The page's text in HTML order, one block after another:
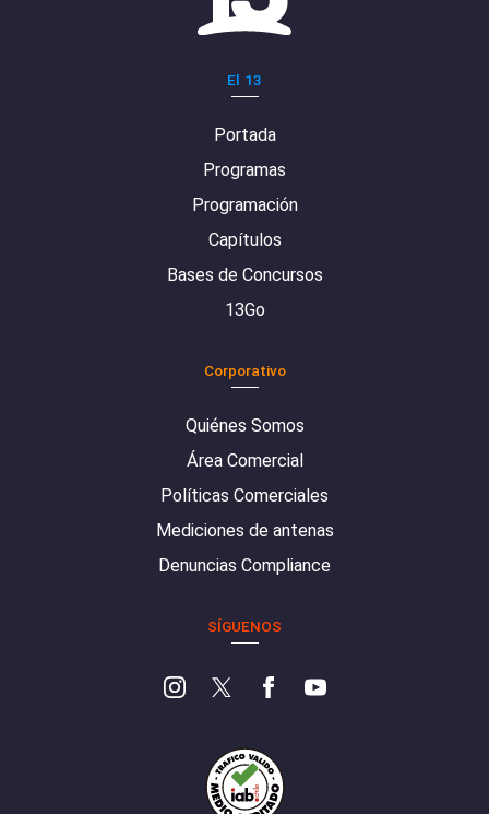
El 13
Portada
Programas
Programación
Capítulos
Bases de Concursos
13Go
Corporativo
Quiénes Somos
Área Comercial
Políticas Comerciales
Mediciones de antenas
Denuncias Compliance
SÍGUENOS